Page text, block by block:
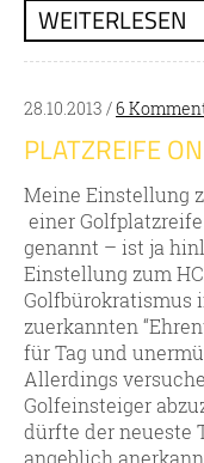
WEITERLESEN
28.10.2013 /6
PLATZREIFE
Meine Einstellung
einer
genannt – ist ja
Einstellung zum
Golfbürokratismus
zuerkannten
für Tag und
Allerdings
Golfeinsteiger
dürfte der neueste
angeblich